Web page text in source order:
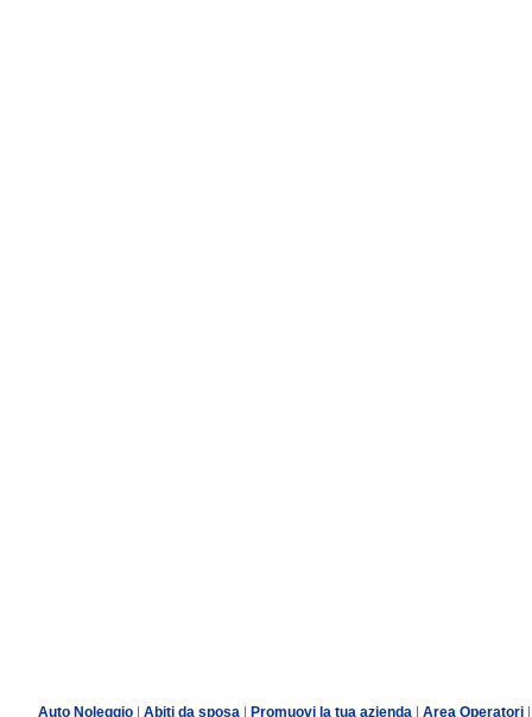
Auto Noleggio| Abiti da sposa| Promuovi la tua azienda Area Operatori